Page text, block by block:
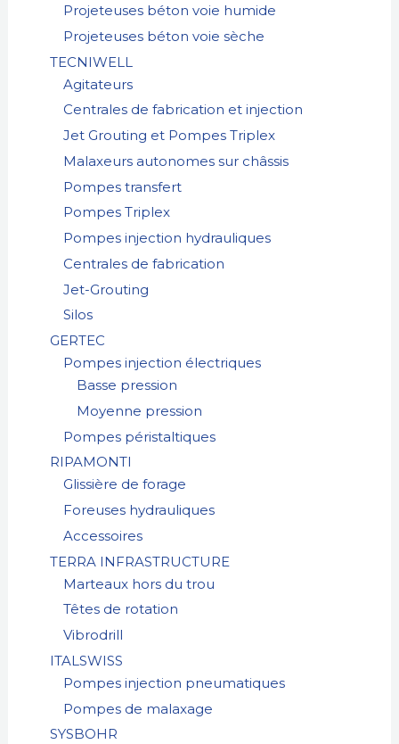
Projeteuses béton voie humide
Projeteuses béton voie sèche
TECNIWELL
Agitateurs
Centrales de fabrication et injection
Jet Grouting et Pompes Triplex
Malaxeurs autonomes sur châssis
Pompes transfert
Pompes Triplex
Pompes injection hydrauliques
Centrales de fabrication
Jet-Grouting
Silos
GERTEC
Pompes injection électriques
Basse pression
Moyenne pression
Pompes péristaltiques
RIPAMONTI
Glissière de forage
Foreuses hydrauliques
Accessoires
TERRA INFRASTRUCTURE
Marteaux hors du trou
Têtes de rotation
Vibrodrill
ITALSWISS
Pompes injection pneumatiques
Pompes de malaxage
SYSBOHR